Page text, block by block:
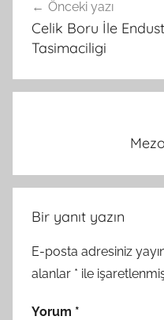
gezinmesi
Önceki yazı
Celik Boru İle
Tasimaciligi
Bir yanıt yazın
E-posta adresiniz
alanlar * ile
Yorum *